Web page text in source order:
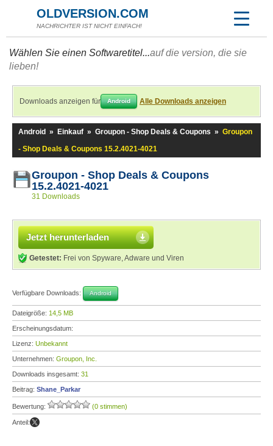
OLDVERSION.COM
NACHRICHTER IST NICHT EINFACH!
Wählen Sie einen Softwaretitel...auf die version, die sie
lieben!
Downloads anzeigen für Android Alle Downloads anzeigen
Android » Einkauf » Groupon - Shop Deals & Coupons » Groupon
- Shop Deals & Coupons 15.2.4021-4021
Groupon - Shop Deals & Coupons
15.2.4021-4021
31 Downloads
Jetzt herunterladen
Getestet: Frei von Spyware, Adware und Viren
Verfügbare Downloads: Android
Dateigröße: 14,5 MB
Erscheinungsdatum:
Lizenz: Unbekannt
Unternehmen: Groupon, Inc.
Downloads insgesamt: 31
Beitrag: Shane_Parkar
Bewertung: (0 stimmen)
Anteil: